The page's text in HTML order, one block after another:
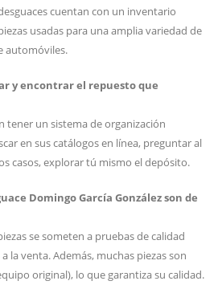
cuentan con un inventario
usadas para una amplia variedad de
automóviles.
y encontrar el repuesto que
tener un sistema de organización
en sus catálogos en línea, preguntar al
casos, explorar tú mismo el depósito.
Domingo García González son de
se someten a pruebas de calidad
la venta. Además, muchas piezas son
original), lo que garantiza su calidad.